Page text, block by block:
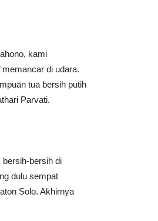
kami
memancar di udara.
tua bersih putih
Parvati.
bersih-bersih di
dulu sempat
Solo. Akhirnya